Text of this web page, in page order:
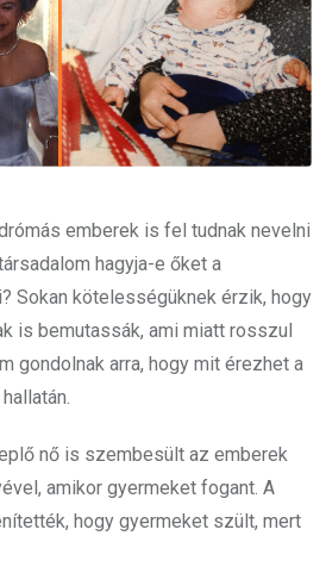
emberek is fel tudnak nevelni
hagyja-e őket a
Sokan kötelességüknek érzik, hogy
is bemutassák, ami miatt rosszul
gondolnak arra, hogy mit érezhet a
nő is szembesült az emberek
amikor gyermeket fogant. A
hogy gyermeket szült, mert